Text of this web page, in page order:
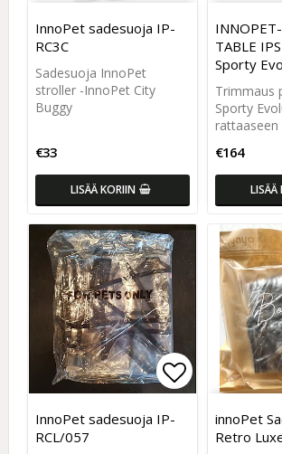
Add to list
InnoPet sadesuoja IP-
RC3C
Sadesuoja InnoPet
stroller -InnoPet City
Buggy
€33
LISÄÄ KORIIN
TABLE
Sporty
Trimmaus
Sporty
rattaaseen
€164
LISÄÄ
Add to list
InnoPet sadesuoja IP-
RCL/057
innoPet
Retro